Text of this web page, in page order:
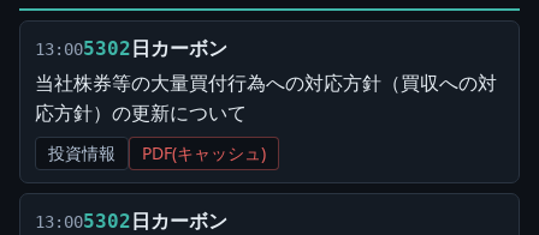
13:005302日カーボン
当社株券等の大量買付行為への対応方針（買収への対
応方針）の更新について
投資情報 PDF(キャッシュ)
13:005302日カーボン